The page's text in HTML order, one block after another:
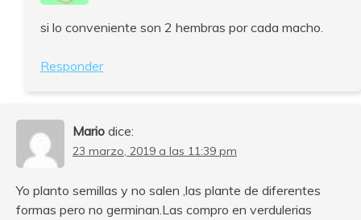
si lo conveniente son 2 hembras por cada macho.
Responder
Mario dice:
23 marzo, 2019 a las 11:39 pm
Yo planto semillas y no salen ,las plante de diferentes
formas pero no germinan.Las compro en verdulerias